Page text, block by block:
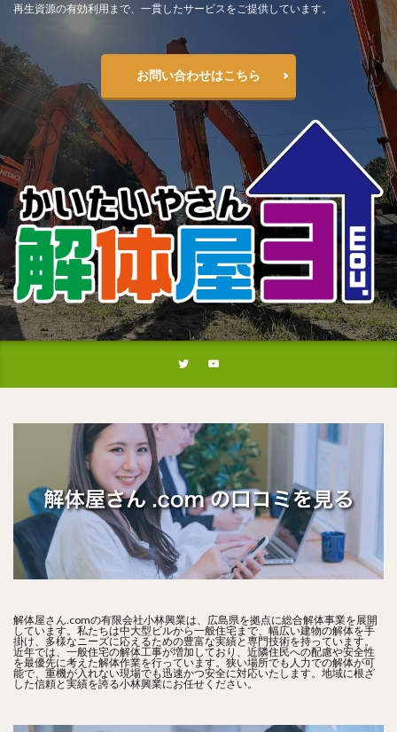
再生資源の有効利用まで、一貫したサービスをご提供しています。
お問い合わせはこちら
解体屋さん.comの有限会社小林興業は、広島県を拠点に総合解体事業を展開
しています。私たちは中大型ビルから一般住宅まで、幅広い建物の解体を手
掛け、多様なニーズに応えるための豊富な実績と専門技術を持っています。
近年では、一般住宅の解体工事が増加しており、近隣住民への配慮や安全性
を最優先に考えた解体作業を行っています。狭い場所でも人力での解体が可
能で、重機が入れない現場でも迅速かつ安全に対応いたします。地域に根ざ
した信頼と実績を誇る小林興業にお任せください。